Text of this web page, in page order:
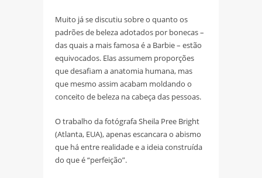
Muito já se discutiu sobre o quanto os
padrões de beleza adotados por bonecas –
das quais a mais famosa é a Barbie – estão
equivocados. Elas assumem proporções
que desafiam a anatomia humana, mas
que mesmo assim acabam moldando o
conceito de beleza na cabeça das pessoas.
O trabalho da fotógrafa Sheila Pree Bright
(Atlanta, EUA), apenas escancara o abismo
que há entre realidade e a ideia construída
do que é “perfeição”.